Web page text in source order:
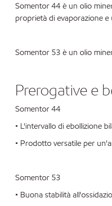
Somentor 44 è un olio
proprietà di evaporazione e
Somentor 53 è un olio
Prerogative e
Somentor 44
• L'intervallo di ebollizione
• Prodotto versatile per
Somentor 53
• Buona stabilità